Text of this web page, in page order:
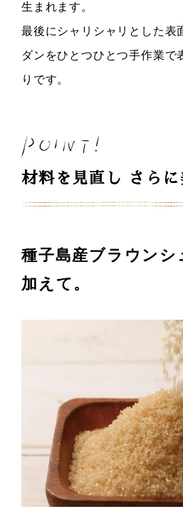
生まれます。
最後にシャリシャリとした表
ダンをひとつひとつ手作業で
りです。
材料を見直し さらに
種子島産ブラウンシ
加えて。